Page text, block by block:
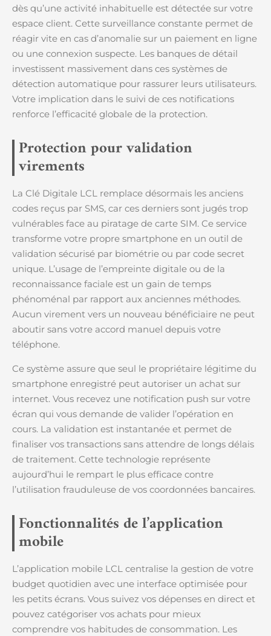
dès qu’une activité inhabituelle est détectée sur votre
espace client. Cette surveillance constante permet de
réagir vite en cas d’anomalie sur un paiement en ligne
ou une connexion suspecte. Les banques de détail
investissent massivement dans ces systèmes de
détection automatique pour rassurer leurs utilisateurs.
Votre implication dans le suivi de ces notifications
renforce l’efficacité globale de la protection.
Protection pour validation
virements
La Clé Digitale LCL remplace désormais les anciens
codes reçus par SMS, car ces derniers sont jugés trop
vulnérables face au piratage de carte SIM. Ce service
transforme votre propre smartphone en un outil de
validation sécurisé par biométrie ou par code secret
unique. L’usage de l’empreinte digitale ou de la
reconnaissance faciale est un gain de temps
phénoménal par rapport aux anciennes méthodes.
Aucun virement vers un nouveau bénéficiaire ne peut
aboutir sans votre accord manuel depuis votre
téléphone.
Ce système assure que seul le propriétaire légitime du
smartphone enregistré peut autoriser un achat sur
internet. Vous recevez une notification push sur votre
écran qui vous demande de valider l’opération en
cours. La validation est instantanée et permet de
finaliser vos transactions sans attendre de longs délais
de traitement. Cette technologie représente
aujourd’hui le rempart le plus efficace contre
l’utilisation frauduleuse de vos coordonnées bancaires.
Fonctionnalités de l’application
mobile
L’application mobile LCL centralise la gestion de votre
budget quotidien avec une interface optimisée pour
les petits écrans. Vous suivez vos dépenses en direct et
pouvez catégoriser vos achats pour mieux
comprendre vos habitudes de consommation. Les